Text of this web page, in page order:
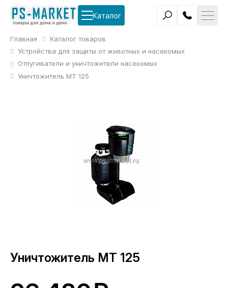
Каталог
Главная
Каталог товаров
Устройства для защиты от животных и насекомых
Отпугиватели и уничтожители насекомых
Уничтожитель МТ 125
Уничтожитель МТ 125